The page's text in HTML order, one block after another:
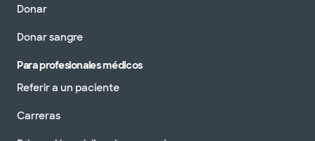
Donar
Donar sangre
Para profesionales médicos
Referir a un paciente
Carreras